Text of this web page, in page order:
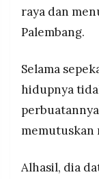
raya dan
Palembang.
Selama
hidupnya
memutuskan
Alhasil, dia